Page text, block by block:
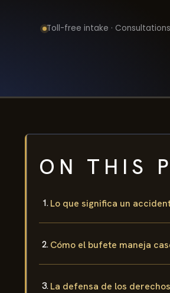
Toll-free intake ·
ON THIS
Lo que significa un
Cómo el bufete maneja
La defensa de los